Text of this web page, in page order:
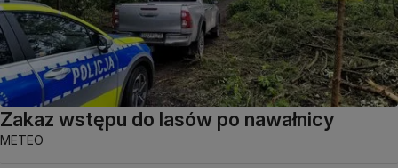
Zakaz wstępu do lasów po nawałnicy
METEO